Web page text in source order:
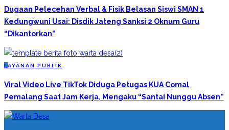
Dugaan Pelecehan Verbal & Fisik Belasan Siswi SMAN 1
Kedungwuni Usai: Disdik Jateng Sanksi 2 Oknum Guru
“Dikantorkan”
L AYANAN PUBLIK
Viral Video Live TikTok Diduga Petugas KUA Comal
Pemalang Saat Jam Kerja, Mengaku “Santai Nunggu Absen”